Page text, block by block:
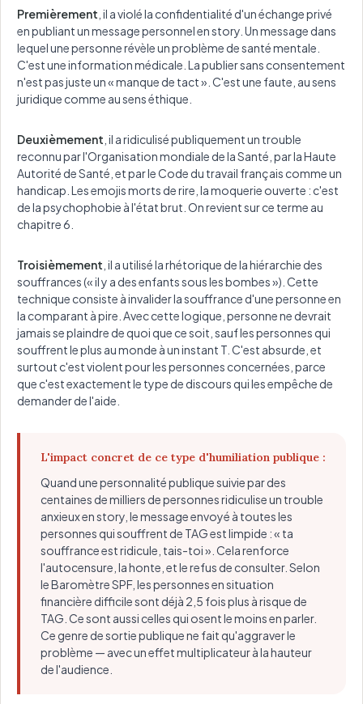
Premièrement , il a violé la confidentialité d'un échange privé
en publiant un message personnel en story. Un message dans
lequel une personne révèle un problème de santé mentale.
C'est une information médicale. La publier sans consentement
n'est pas juste un « manque de tact ». C'est une faute, au sens
juridique comme au sens éthique.
Deuxièmement , il a ridiculisé publiquement un trouble
reconnu par l'Organisation mondiale de la Santé, par la Haute
Autorité de Santé, et par le Code du travail français comme un
handicap. Les emojis morts de rire, la moquerie ouverte : c'est
de la psychophobie à l'état brut. On revient sur ce terme au
chapitre 6.
Troisièmement , il a utilisé la rhétorique de la hiérarchie des
souffrances (« il y a des enfants sous les bombes »). Cette
technique consiste à invalider la souffrance d'une personne en
la comparant à pire. Avec cette logique, personne ne devrait
jamais se plaindre de quoi que ce soit, sauf les personnes qui
souffrent le plus au monde à un instant T. C'est absurde, et
surtout c'est violent pour les personnes concernées, parce
que c'est exactement le type de discours qui les empêche de
demander de l'aide.
L'impact concret de ce type d'humiliation publique :
Quand une personnalité publique suivie par des
centaines de milliers de personnes ridiculise un trouble
anxieux en story, le message envoyé à toutes les
personnes qui souffrent de TAG est limpide : « ta
souffrance est ridicule, tais-toi ». Cela renforce
l'autocensure, la honte, et le refus de consulter. Selon
le Baromètre SPF, les personnes en situation
financière difficile sont déjà 2,5 fois plus à risque de
TAG. Ce sont aussi celles qui osent le moins en parler.
Ce genre de sortie publique ne fait qu'aggraver le
problème — avec un effet multiplicateur à la hauteur
de l'audience.